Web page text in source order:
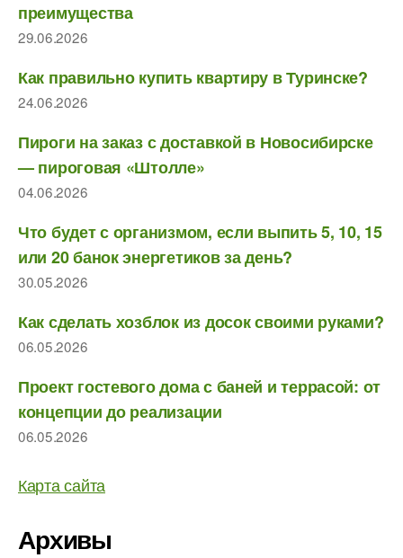
преимущества
29.06.2026
Как правильно купить квартиру в Туринске?
24.06.2026
Пироги на заказ с доставкой в Новосибирске
— пироговая «Штолле»
04.06.2026
Что будет с организмом, если выпить 5, 10, 15
или 20 банок энергетиков за день?
30.05.2026
Как сделать хозблок из досок своими руками?
06.05.2026
Проект гостевого дома с баней и террасой: от
концепции до реализации
06.05.2026
Карта сайта
Архивы